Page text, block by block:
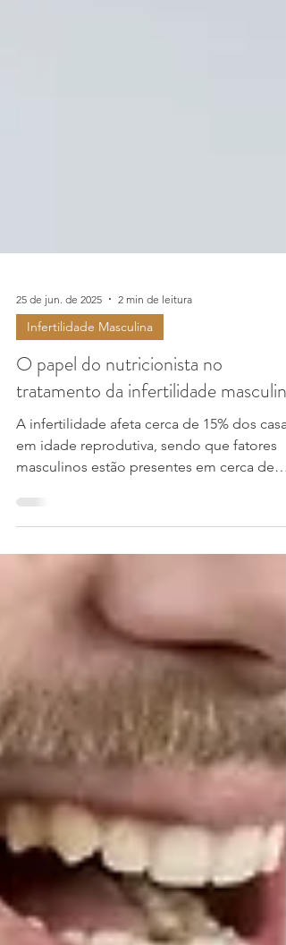
25 de jun. de 2025 2 min de leitura
Infertilidade Masculina
O papel do nutricionista no
tratamento da infertilidade masculina
A infertilidade afeta cerca de 15% dos
em idade reprodutiva, sendo que fatores
masculinos estão presentes em cerca de